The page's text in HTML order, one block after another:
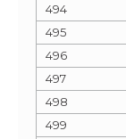
494
495
496
497
498
499